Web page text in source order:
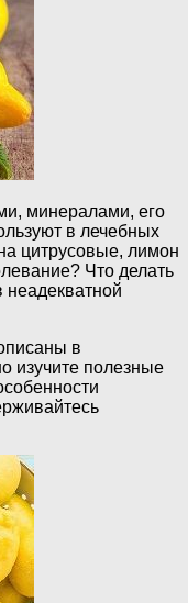
минералами, его
в лечебных
цитрусовые, лимон
Что делать
в
изучите полезные